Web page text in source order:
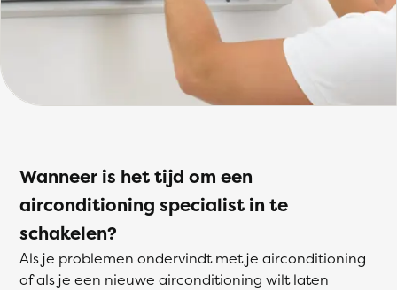
Wanneer is het tijd om een
airconditioning specialist in te
schakelen?
Als je problemen ondervindt met je airconditioning
of als je een nieuwe airconditioning wilt laten